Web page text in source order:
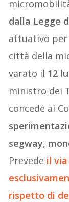
dalla Legge
attuativo per
città della
varato il 12
ministro dei
concede ai
segway,
Prevede il
rispetto di